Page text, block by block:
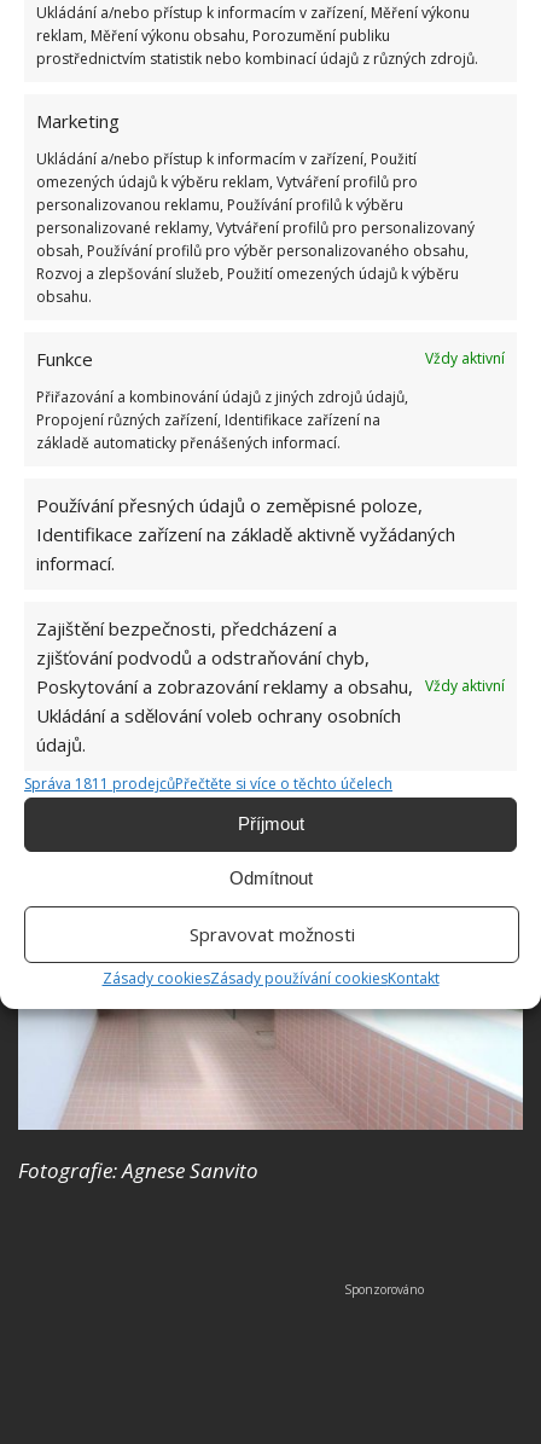
Ukládání a/nebo přístup k informacím v zařízení, Měření výkonu
reklam, Měření výkonu obsahu, Porozumění publiku
prostřednictvím statistik nebo kombinací údajů z různých zdrojů.
Marketing
Ukládání a/nebo přístup k informacím v zařízení, Použití
omezených údajů k výběru reklam, Vytváření profilů pro
personalizovanou reklamu, Používání profilů k výběru
personalizované reklamy, Vytváření profilů pro personalizovaný
obsah, Používání profilů pro výběr personalizovaného obsahu,
Rozvoj a zlepšování služeb, Použití omezených údajů k výběru
obsahu.
Funkce
Vždy aktivní
Přiřazování a kombinování údajů z jiných zdrojů údajů,
Propojení různých zařízení, Identifikace zařízení na
základě automaticky přenášených informací.
Používání přesných údajů o zeměpisné poloze,
Identifikace zařízení na základě aktivně vyžádaných
informací.
Zajištění bezpečnosti, předcházení a
zjišťování podvodů a odstraňování chyb,
Poskytování a zobrazování reklamy a obsahu,
Ukládání a sdělování voleb ochrany osobních
údajů.
Vždy aktivní
Správa 1811 prodejcůPřečtěte si více o těchto účelech
Příjmout
Odmítnout
Spravovat možnosti
Zásady cookiesZásady používání cookiesKontakt
Velmi netradiční jsou moderní okna, která jsou v
porovnání s klasickými okny, která ve viktoriánských
Tato okna umožňují nejen krásný výhled do přilehlé
zahrady, ale rovněž větší průnik přirozeného světla.
okna, která zajišťují přímý vstup na zahradu.
Fotografie: Agnese Sanvito